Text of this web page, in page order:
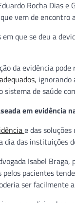
Rocha Dias
vem de encontro
que se deu a
da evidência
ignorando
de saúde
em evidência
e das
das instituições
Isabel
pelos pacientes
ser facilmente